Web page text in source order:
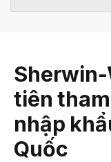
tiên
nhập
Quốc